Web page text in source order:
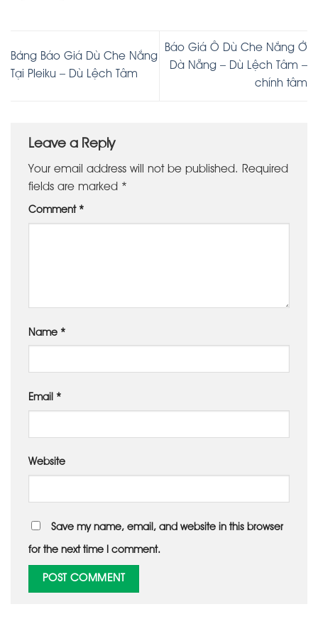
Bảng Báo Giá Dù Che Nắng
Tại Pleiku – Dù Lệch Tâm
Báo Giá Ô Dù Che Nắng Ở
Dà Nẵng – Dù Lệch Tâm –
chính tâm
Leave a Reply
Your email address will not be published.
Required
fields are marked
*
Comment *
Name *
Email *
Website
Save my name, email, and website in this browser
for the next time I comment.